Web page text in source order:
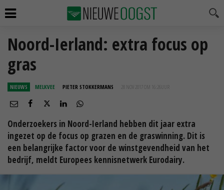
Noord-Ierland: extra focus op
gras
NIEUWS MELKVEE PIETER STOKKERMANS 28 NOV 2017 OM 16:26
Onderzoekers in Noord-Ierland hebben dit jaar extra
ingezet op de focus op grazen en de graswinning. Dit is
een belangrijke factor voor de winstgevendheid van het
bedrijf, meldt Europees kennisnetwerk Eurodairy.